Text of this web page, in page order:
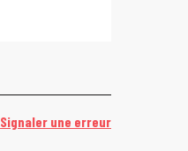
Signaler une erreur